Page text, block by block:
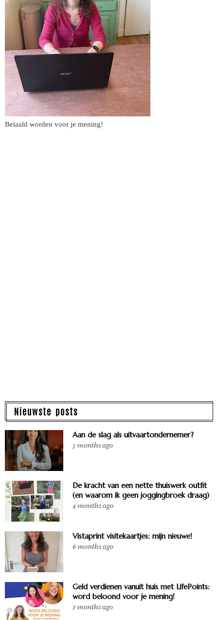
Betaald worden voor je mening!
Nieuwste posts
Aan de slag als uitvaartondernemer?
3 months ago
De kracht van een nette thuiswerk outfit
(en waarom ik geen joggingbroek draag)
4 months ago
Vistaprint visitekaartjes: mijn nieuwe!
6 months ago
Geld verdienen vanuit huis met LifePoints:
word beloond voor je mening!
7 months ago